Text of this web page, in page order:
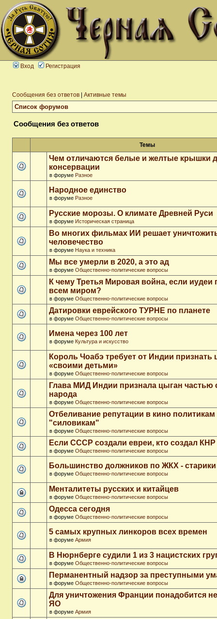
Вход Регистрация
Сообщения без ответов Активные темы
Список форумов
Сообщения без ответов
Темы
Чем отличаются белые и желтые крышки
консервации
в форуме Разное
Народное единство
в форуме Разное
Русские морозы. О климате Древней Руси
в форуме Историческая страница
Во многих фильмах ИИ решает
человечество
в форуме Наука и техника
Мы все умерли в 2020, а это ад
в форуме Общественно-политические вопросы
К чему Третья Мировая война, если иудеи
всем миром?
в форуме Общественно-политические вопросы
Датировки еврейского ТУРНЕ по планете
в форуме Общественно-политические вопросы
Имена через 100 лет
в форуме Культура и искусство
Король Чоабэ требует от Индии признать
«своими детьми»
в форуме Общественно-политические вопросы
Глава МИД Индии признала цыган частью
народа
в форуме Общественно-политические вопросы
Отбеливание репутации в кино политикам
"силовикам"
в форуме Общественно-политические вопросы
Если СССР создали евреи, кто создал
в форуме Общественно-политические вопросы
Большинство должников по ЖКХ - старики
в форуме Общественно-политические вопросы
Менталитеты русских и китайцев
в форуме Общественно-политические вопросы
Одесса сегодня
в форуме Общественно-политические вопросы
5 самых крупных линкоров всех времен
в форуме Армия
В Нюрнберге судили 1 из 3 нацистских
в форуме Общественно-политические вопросы
Перманентный надзор за преступными
в форуме Общественно-политические вопросы
Для уничтожения Франции понадобится
ЯО
в форуме Армия